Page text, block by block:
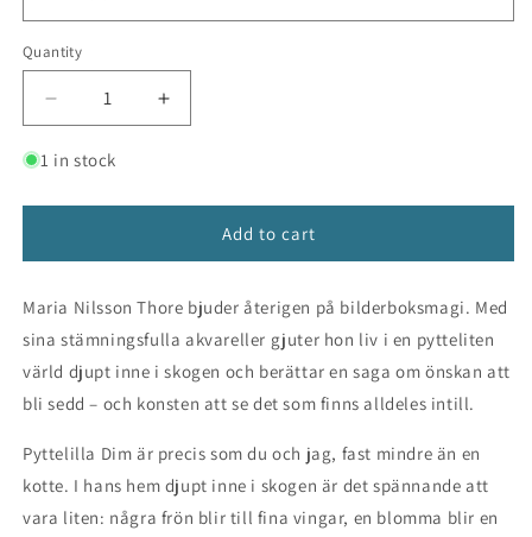
Quantity
Decrease
quantity
for
ser
Increase
quantity
ser
1 in stock
Add to cart
Maria Nilsson Thore bjuder återigen på bilderboksmagi. Med
sina stämningsfulla akvareller gjuter hon liv i en pytteliten
värld djupt inne i skogen och berättar en saga om önskan att
bli sedd – och konsten att se det som finns alldeles intill.
Pyttelilla Dim är precis som du och jag, fast mindre än en
kotte. I hans hem djupt inne i skogen är det spännande att
vara liten: några frön blir till fina vingar, en blomma blir en